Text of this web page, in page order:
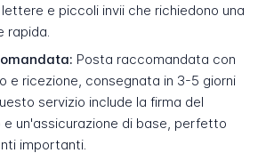
e piccoli invii che richiedono una
rapida.
Posta raccomandata con
e ricezione, consegnata in 3-5 giorni
servizio include la firma del
un'assicurazione di base, perfetto
importanti.